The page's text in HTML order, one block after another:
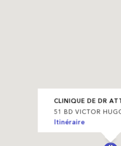
CLINIQUE DE DR
51 BD VICTOR
Itinéraire